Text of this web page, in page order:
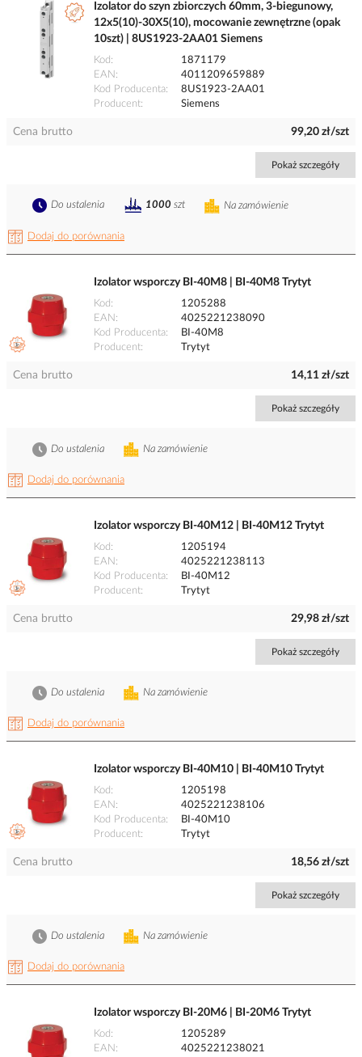
Izolator do szyn zbiorczych 60mm, 3-biegunowy,
12x5(10)-30X5(10), mocowanie zewnętrzne (opak
10szt) | 8US1923-2AA01 Siemens
Kod
1871179
EAN
4011209659889
Kod Producenta
8US1923-2AA01
Producent
Siemens
Cena brutto 99,20 zł/szt
Pokaż szczegóły
Dodaj do porównania
Na zamówienie
Do ustalenia 1000 szt
Izolator wsporczy BI-40M8 | BI-40M8 Trytyt
Kod
1205288
EAN
4025221238090
Kod Producenta
BI-40M8
Producent
Trytyt
Cena brutto 14,11 zł/szt
Pokaż szczegóły
Dodaj do porównania
Na zamówienie
Do ustalenia
Izolator wsporczy BI-40M12 | BI-40M12 Trytyt
Kod
1205194
EAN
4025221238113
Kod Producenta
BI-40M12
Producent
Trytyt
Cena brutto 29,98 zł/szt
Pokaż szczegóły
Dodaj do porównania
Na zamówienie
Do ustalenia
Izolator wsporczy BI-40M10 | BI-40M10 Trytyt
Kod
1205198
EAN
4025221238106
Kod Producenta
BI-40M10
Producent
Trytyt
Cena brutto 18,56 zł/szt
Pokaż szczegóły
Dodaj do porównania
Na zamówienie
Do ustalenia
Izolator wsporczy BI-20M6 | BI-20M6 Trytyt
Kod
1205289
EAN
4025221238021